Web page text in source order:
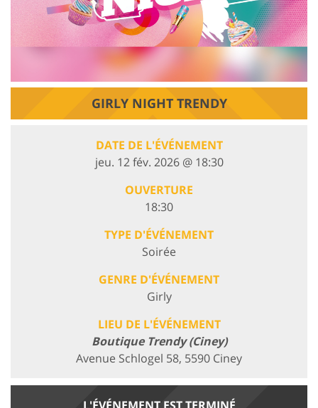
GIRLY NIGHT TRENDY
DATE DE L'ÉVÉNEMENT
jeu. 12 fév. 2026 @ 18:30
OUVERTURE
18:30
TYPE D'ÉVÉNEMENT
Soirée
GENRE D'ÉVÉNEMENT
Girly
LIEU DE L'ÉVÉNEMENT
Boutique Trendy (Ciney)
Avenue Schlogel 58, 5590 Ciney
L'ÉVÉNEMENT EST TERMINÉ